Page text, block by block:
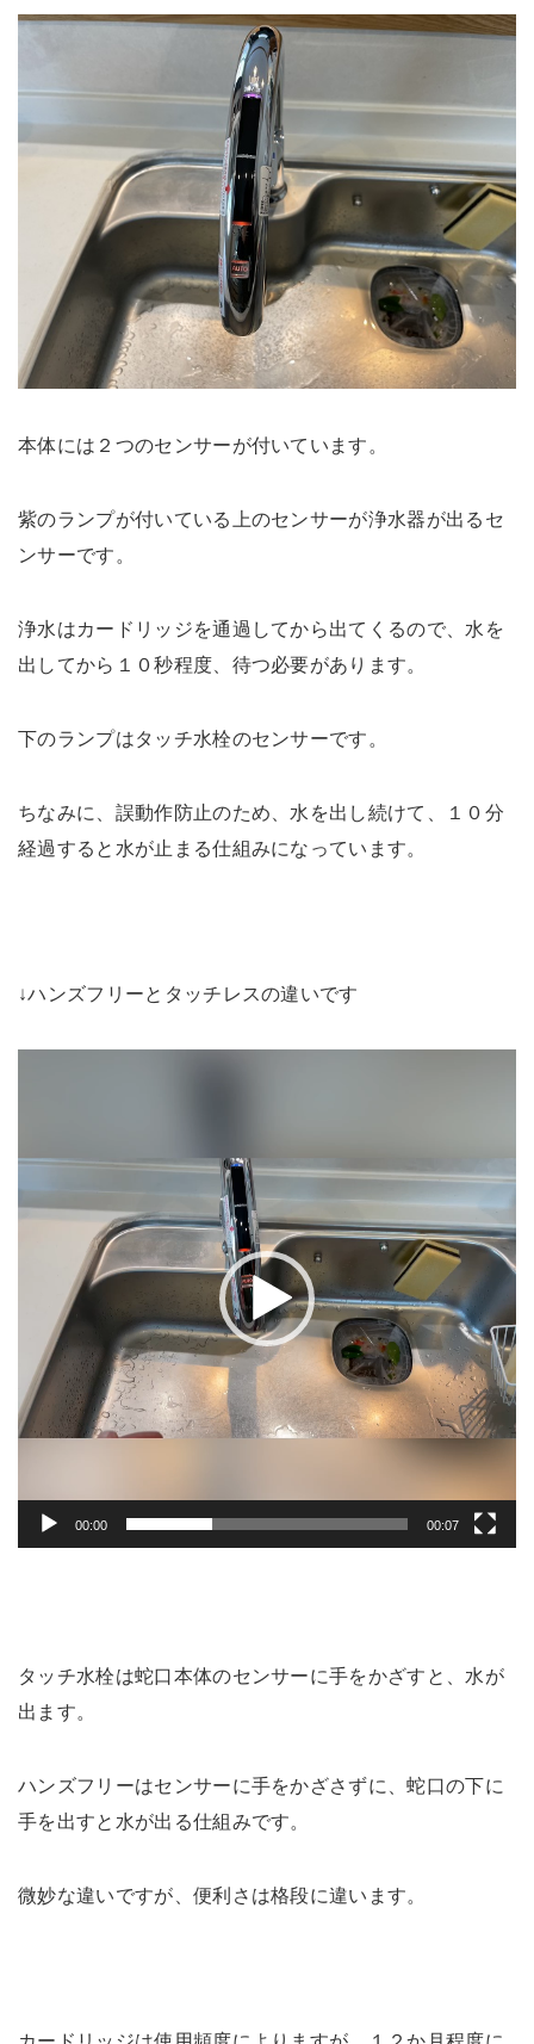
本体には２つのセンサーが付いています。
紫のランプが付いている上のセンサーが浄水器が出るセ
ンサーです。
浄水はカードリッジを通過してから出てくるので、水を
出してから１０秒程度、待つ必要があります。
下のランプはタッチ水栓のセンサーです。
ちなみに、誤動作防止のため、水を出し続けて、１０分
経過すると水が止まる仕組みになっています。
↓ハンズフリーとタッチレスの違いです
ー
00:00 00:07
タッチ水栓は蛇口本体のセンサーに手をかざすと、水が
出ます。
ハンズフリーはセンサーに手をかざさずに、蛇口の下に
手を出すと水が出る仕組みです。
微妙な違いですが、便利さは格段に違います。